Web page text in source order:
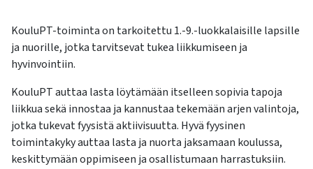
KouluPT-toiminta on tarkoitettu 1.-9.-luokkalaisille lapsille
ja nuorille, jotka tarvitsevat tukea liikkumiseen ja
hyvinvointiin.
KouluPT auttaa lasta löytämään itselleen sopivia tapoja
liikkua sekä innostaa ja kannustaa tekemään arjen valintoja,
jotka tukevat fyysistä aktiivisuutta. Hyvä fyysinen
toimintakyky auttaa lasta ja nuorta jaksamaan koulussa,
keskittymään oppimiseen ja osallistumaan harrastuksiin.